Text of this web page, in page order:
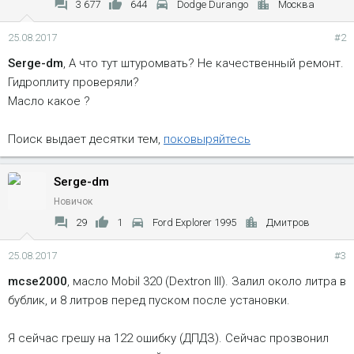
3 677 644 Dodge Durango Москва
25.08.2017 #2
Serge-dm, А что тут штуромвать? Не качественный ремонт.
Гидроплиту проверяли?
Масло какое ?
Поиск выдает десятки тем, поковыряйтесь
Serge-dm
Новичок
29 1 Ford Explorer 1995 Дмитров
25.08.2017 #3
mcse2000, масло Mobil 320 (Dextron III). Залил около литра в
бублик, и 8 литров перед пуском после установки.
Я сейчас грешу на 122 ошибку (ДПДЗ). Сейчас прозвонил